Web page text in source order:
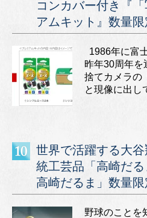
コンカバー付き『
アムキット』数量限
1986年に富
昨年30周年を
捨てカメラの
と現像に出し
世界で活躍する大
統工芸品「高崎だ
高崎だるま」数量限
野球のことを